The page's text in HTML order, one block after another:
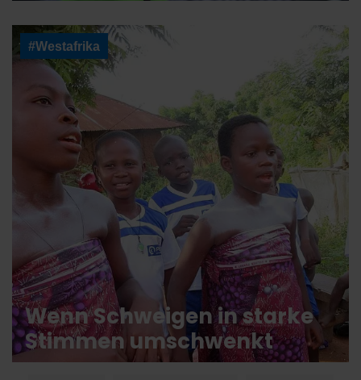
#Westafrika
Wenn Schweigen in starke
Stimmen umschwenkt